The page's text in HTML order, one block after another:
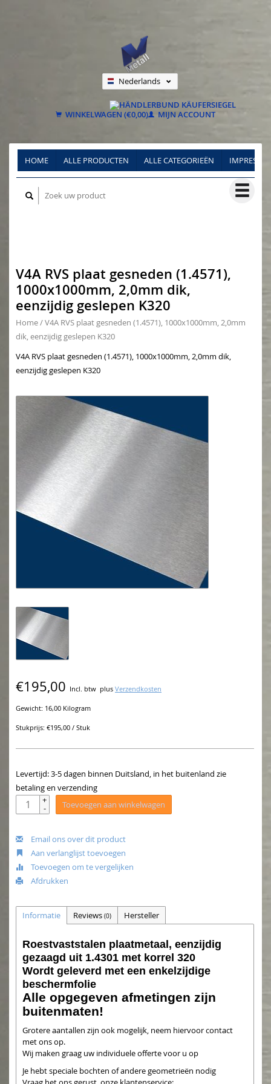
Nederlands
Français
WINKELWAGEN (€0,00) MIJN ACCOUNT
HOME ALLE PRODUCTEN ALLE CATEGORIEËN
V4A RVS plaat gesneden (1.4571),
1000x1000mm, 2,0mm dik,
eenzijdig geslepen K320
Home/V4A RVS plaat gesneden (1.4571), 1000x1000mm, 2,0mm
dik, eenzijdig geslepen K320
V4A RVS plaat gesneden (1.4571), 1000x1000mm, 2,0mm dik,
eenzijdig geslepen K320
€195,00 Incl. btw plus Verzendkosten
Gewicht: 16,00 Kilogram
Stukprijs: €195,00 / Stuk
Levertijd: 3-5 dagen binnen Duitsland, in het buitenland zie
betaling en verzending
+
- Toevoegen aan winkelwagen
Email ons over dit product
Aan verlanglijst toevoegen
Toevoegen om te vergelijken
Afdrukken
Informatie Reviews (0) Hersteller
Roestvaststalen plaatmetaal, eenzijdig
gezaagd uit 1.4301 met korrel 320
Wordt geleverd met een enkelzijdige
beschermfolie
Alle opgegeven afmetingen zijn
buitenmaten!
Grotere aantallen zijn ook mogelijk, neem hiervoor contact
met ons op.
Wij maken graag uw individuele offerte voor u op
Je hebt speciale bochten of andere geometrieën nodig